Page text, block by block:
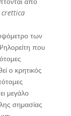
crettica
των
που
ο κρητικός
μεγάλο
σημασίας